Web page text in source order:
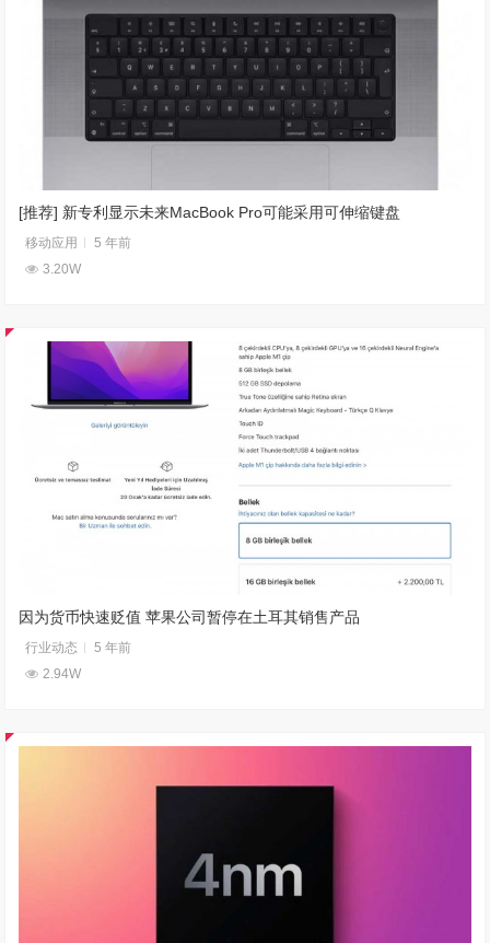
[推荐] 新专利显示未来MacBook Pro可能采用可伸缩键盘
移动应用
5 年前
3.20W
因为货币快速贬值 苹果公司暂停在土耳其销售产品
行业动态
5 年前
2.94W